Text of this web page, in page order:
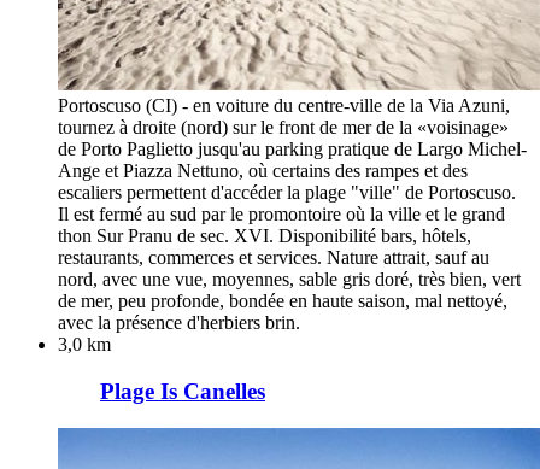
Portoscuso (CI) - en voiture du centre-ville de la Via Azuni,
tournez à droite (nord) sur le front de mer de la «voisinage»
de Porto Paglietto jusqu'au parking pratique de Largo Michel-
Ange et Piazza Nettuno, où certains des rampes et des
escaliers permettent d'accéder la plage "ville" de Portoscuso.
Il est fermé au sud par le promontoire où la ville et le grand
thon Sur Pranu de sec. XVI. Disponibilité bars, hôtels,
restaurants, commerces et services. Nature attrait, sauf au
nord, avec une vue, moyennes, sable gris doré, très bien, vert
de mer, peu profonde, bondée en haute saison, mal nettoyé,
avec la présence d'herbiers brin.
3,0 km
Plage Is Canelles